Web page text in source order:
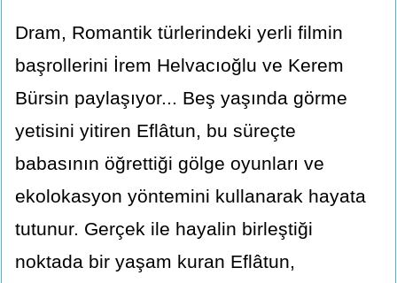
Dram, Romantik türlerindeki yerli filmin
başrollerini İrem Helvacıoğlu ve Kerem
Bürsin paylaşıyor... Beş yaşında görme
yetisini yitiren Eflâtun, bu süreçte
babasının öğrettiği gölge oyunları ve
ekolokasyon yöntemini kullanarak hayata
tutunur. Gerçek ile hayalin birleştiği
noktada bir yaşam kuran Eflâtun,